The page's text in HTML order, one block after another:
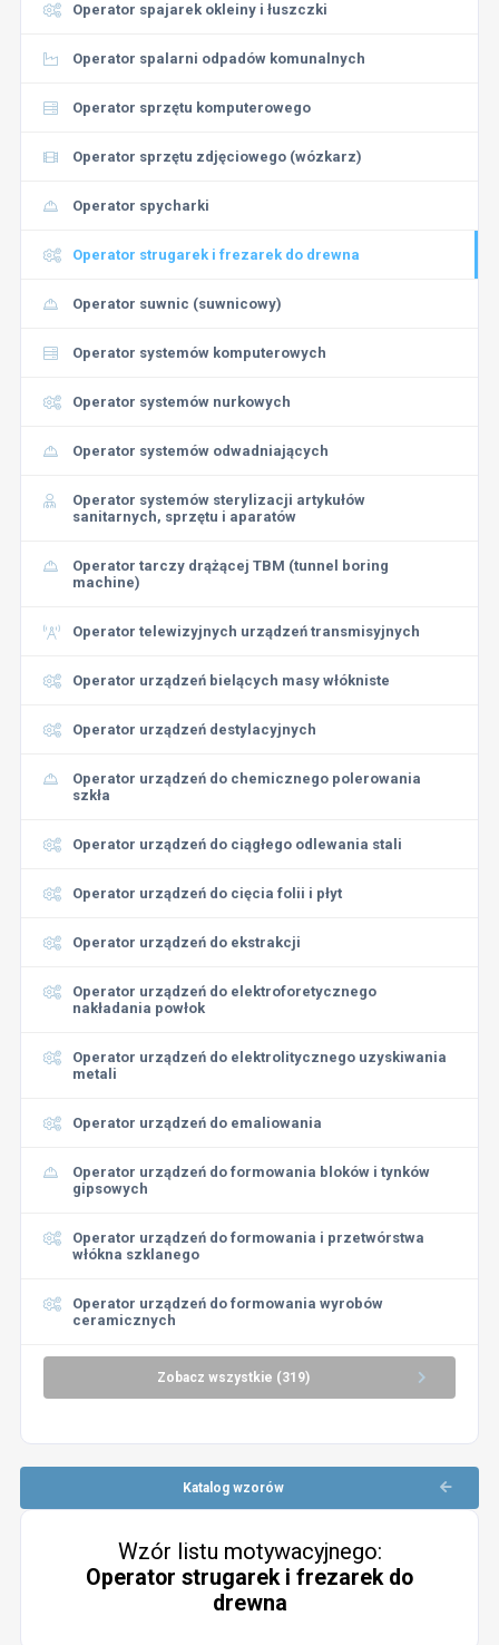
Operator spajarek okleiny i łuszczki
Operator spalarni odpadów komunalnych
Operator sprzętu komputerowego
Operator sprzętu zdjęciowego (wózkarz)
Operator spycharki
Operator strugarek i frezarek do drewna
Operator suwnic (suwnicowy)
Operator systemów komputerowych
Operator systemów nurkowych
Operator systemów odwadniających
Operator systemów sterylizacji artykułów
sanitarnych, sprzętu i aparatów
Operator tarczy drążącej TBM (tunnel boring
machine)
Operator telewizyjnych urządzeń transmisyjnych
Operator urządzeń bielących masy włókniste
Operator urządzeń destylacyjnych
Operator urządzeń do chemicznego polerowania
szkła
Operator urządzeń do ciągłego odlewania stali
Operator urządzeń do cięcia folii i płyt
Operator urządzeń do ekstrakcji
Operator urządzeń do elektroforetycznego
nakładania powłok
Operator urządzeń do elektrolitycznego uzyskiwania
metali
Operator urządzeń do emaliowania
Operator urządzeń do formowania bloków i tynków
gipsowych
Operator urządzeń do formowania i przetwórstwa
włókna szklanego
Operator urządzeń do formowania wyrobów
ceramicznych
Zobacz wszystkie (319)
Katalog wzorów
Wzór listu motywacyjnego:
Operator strugarek i frezarek do
drewna